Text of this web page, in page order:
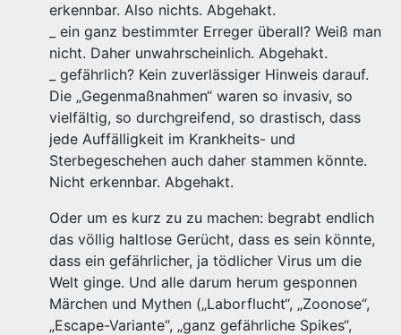
erkennbar. Also nichts. Abgehakt.
_ ein ganz bestimmter Erreger überall? Weiß man
nicht. Daher unwahrscheinlich. Abgehakt.
_ gefährlich? Kein zuverlässiger Hinweis darauf.
Die „Gegenmaßnahmen“ waren so invasiv, so
vielfältig, so durchgreifend, so drastisch, dass
jede Auffälligkeit im Krankheits- und
Sterbegeschehen auch daher stammen könnte.
Nicht erkennbar. Abgehakt.
Oder um es kurz zu zu machen: begrabt endlich
das völlig haltlose Gerücht, dass es sein könnte,
dass ein gefährlicher, ja tödlicher Virus um die
Welt ginge. Und alle darum herum gesponnen
Märchen und Mythen („Laborflucht“, „Zoonose“,
„Escape-Variante“, „ganz gefährliche Spikes“,